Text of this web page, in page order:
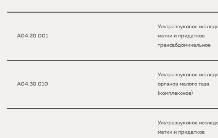
A04.20.001
Ультразвуковое
матки и придатков
трансабдоминальное
A04.30.010
Ультразвуковое
органов малого таза
(комплексное)
Ультразвуковое
матки и придатков